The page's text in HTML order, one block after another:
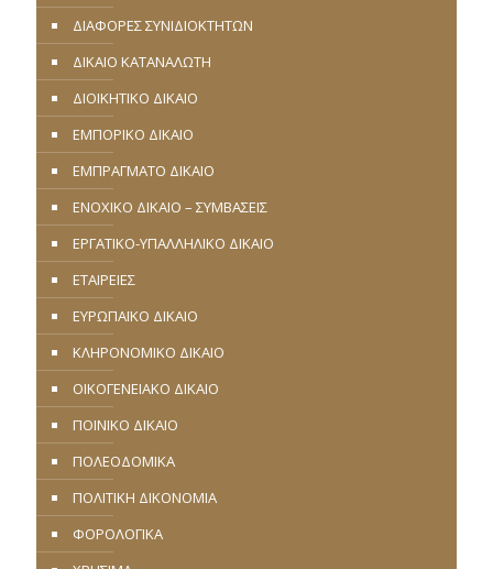
ΔΙΑΦΟΡΕΣ ΣΥΝΙΔΙΟΚΤΗΤΩΝ
ΔΙΚΑΙΟ ΚΑΤΑΝΑΛΩΤΗ
ΔΙΟΙΚΗΤΙΚΟ ΔΙΚΑΙΟ
ΕΜΠΟΡΙΚΟ ΔΙΚΑΙΟ
ΕΜΠΡΑΓΜΑΤΟ ΔΙΚΑΙΟ
ΕΝΟΧΙΚΟ ΔΙΚΑΙΟ – ΣΥΜΒΑΣΕΙΣ
ΕΡΓΑΤΙΚΟ-ΥΠΑΛΛΗΛΙΚΟ ΔΙΚΑΙΟ
ΕΤΑΙΡΕΙΕΣ
ΕΥΡΩΠΑΪΚΟ ΔΙΚΑΙΟ
ΚΛΗΡΟΝΟΜΙΚΟ ΔΙΚΑΙΟ
ΟΙΚΟΓΕΝΕΙΑΚΟ ΔΙΚΑΙΟ
ΠΟΙΝΙΚΟ ΔΙΚΑΙΟ
ΠΟΛΕΟΔΟΜΙΚΑ
ΠΟΛΙΤΙΚΗ ΔΙΚΟΝΟΜΙΑ
ΦΟΡΟΛΟΓΙΚΑ